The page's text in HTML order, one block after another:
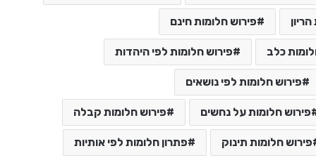
פירוש חלומות חינם
כלב פירוש חלומות לפי היהדות
פירוש חלומות לפי נושאים
פירוש חלומות על נחשים פירוש חלומות קבלה
פירוש חלומות תינוק פתרון חלומות לפי אותיות